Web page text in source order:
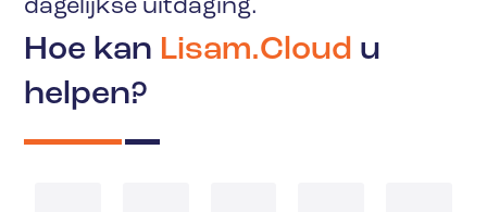
dagelijkse uitdaging.
Hoe kan Lisam.Cloud u
helpen?